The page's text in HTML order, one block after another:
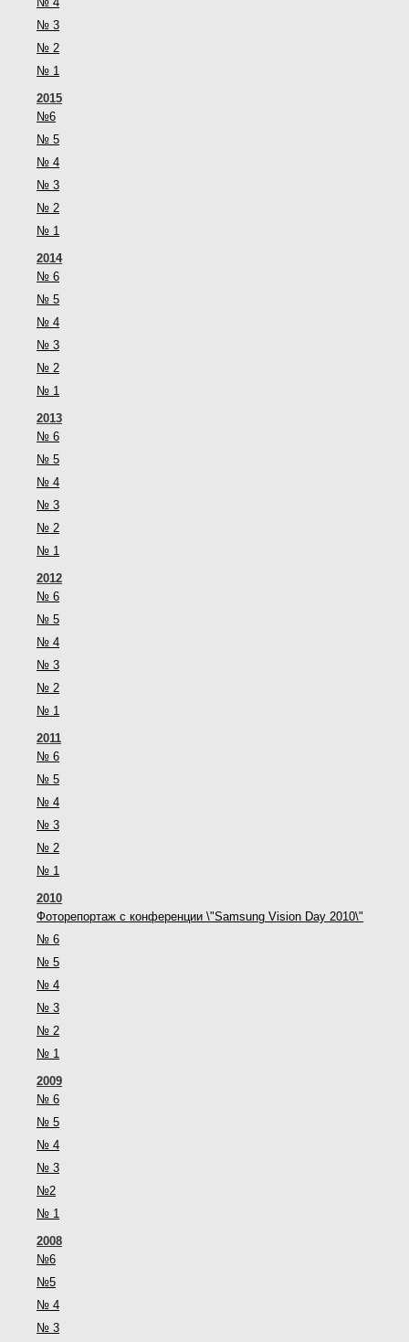
№ 3
№ 2
№ 1
2015
№6
№ 5
№ 4
№ 3
№ 2
№ 1
2014
№ 6
№ 5
№ 4
№ 3
№ 2
№ 1
2013
№ 6
№ 5
№ 4
№ 3
№ 2
№ 1
2012
№ 6
№ 5
№ 4
№ 3
№ 2
№ 1
2011
№ 6
№ 5
№ 4
№ 3
№ 2
№ 1
2010
Фоторепортаж с конференции \"Samsung Vision Day 2010\"
№ 6
№ 5
№ 4
№ 3
№ 2
№ 1
2009
№ 6
№ 5
№ 4
№ 3
№2
№ 1
2008
№6
№5
№ 4
№ 3